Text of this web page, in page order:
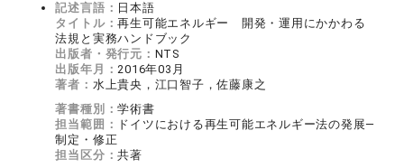
記述言語： 日本語
タイトル：再生可能エネルギー 開発・運用にかかわる
法規と実務ハンドブック
出版者・発行元： NTS
出版年月：2016年03月
著者： 水上貴央，江口智子，佐藤康之
著書種別：学術書
担当範囲： ドイツにおける再生可能エネルギー法の発展―
制定・修正
担当区分：共著